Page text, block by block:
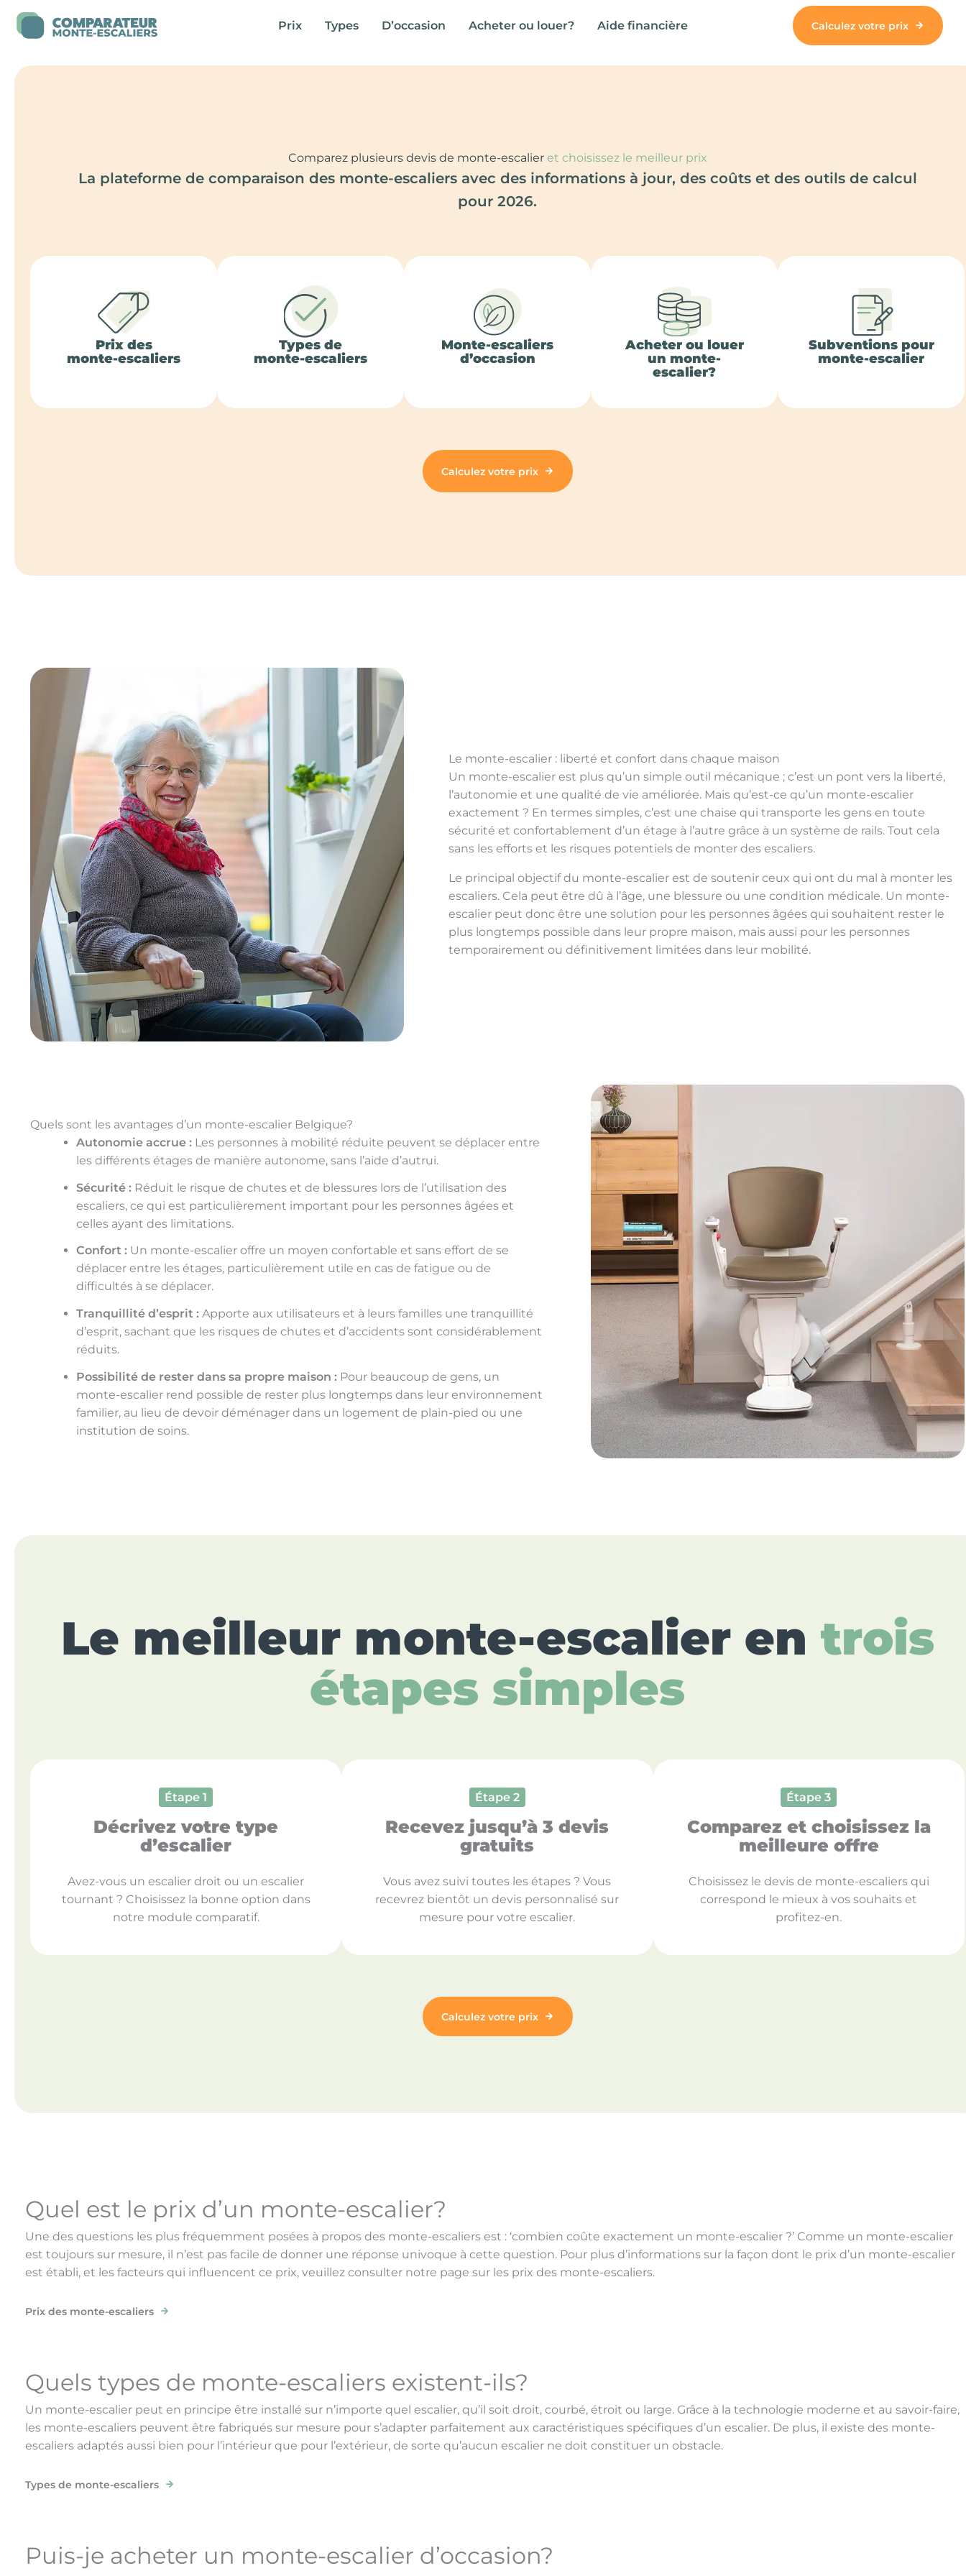
Prix Types D’occasion Acheter ou louer? Aide financière Calculez votre prix
Comparez plusieurs devis de monte-escalieret choisissez le meilleur prix
La plateforme de comparaison des monte-escaliers avec des informations à jour, des coûts et des outils de calcul
pour 2026.
Prix des
monte-escaliers
Types de
monte-escaliers
Monte-escaliers
d’occasion
Acheter ou louer
un monte-
escalier?
Subventions pour
monte-escalier
Calculez votre prix
Le monte-escalier : liberté et confort dans chaque maison
Un monte-escalier est plus qu’un simple outil mécanique ; c’est un pont vers la liberté,
l’autonomie et une qualité de vie améliorée. Mais qu’est-ce qu’un monte-escalier
exactement ? En termes simples, c’est une chaise qui transporte les gens en toute
sécurité et confortablement d’un étage à l’autre grâce à un système de rails. Tout cela
sans les efforts et les risques potentiels de monter des escaliers.
Le principal objectif du monte-escalier est de soutenir ceux qui ont du mal à monter les
escaliers. Cela peut être dû à l’âge, une blessure ou une condition médicale. Un monte-
escalier peut donc être une solution pour les personnes âgées qui souhaitent rester le
plus longtemps possible dans leur propre maison, mais aussi pour les personnes
temporairement ou définitivement limitées dans leur mobilité.
Quels sont les avantages d’un monte-escalier Belgique?
Autonomie accrue : Les personnes à mobilité réduite peuvent se déplacer entre
les différents étages de manière autonome, sans l’aide d’autrui.
Sécurité : Réduit le risque de chutes et de blessures lors de l’utilisation des
escaliers, ce qui est particulièrement important pour les personnes âgées et
celles ayant des limitations.
Confort : Un monte-escalier offre un moyen confortable et sans effort de se
déplacer entre les étages, particulièrement utile en cas de fatigue ou de
difficultés à se déplacer.
Tranquillité d’esprit : Apporte aux utilisateurs et à leurs familles une tranquillité
d’esprit, sachant que les risques de chutes et d’accidents sont considérablement
réduits.
Possibilité de rester dans sa propre maison : Pour beaucoup de gens, un
monte-escalier rend possible de rester plus longtemps dans leur environnement
familier, au lieu de devoir déménager dans un logement de plain-pied ou une
institution de soins.
Le meilleur monte-escalier en trois
étapes simples
Étape 1
Décrivez votre type
d’escalier
Avez-vous un escalier droit ou un escalier
tournant ? Choisissez la bonne option dans
notre module comparatif.
Étape 2
Recevez jusqu’à 3 devis
gratuits
Vous avez suivi toutes les étapes ? Vous
recevrez bientôt un devis personnalisé sur
mesure pour votre escalier.
Étape 3
Comparez et choisissez la
meilleure offre
Choisissez le devis de monte-escaliers qui
correspond le mieux à vos souhaits et
profitez-en.
Calculez votre prix
Quel est le prix d’un monte-escalier?
Une des questions les plus fréquemment posées à propos des monte-escaliers est : ‘combien coûte exactement un monte-escalier ?’ Comme un monte-escalier
est toujours sur mesure, il n’est pas facile de donner une réponse univoque à cette question. Pour plus d’informations sur la façon dont le prix d’un monte-escalier
est établi, et les facteurs qui influencent ce prix, veuillez consulter notre page sur les prix des monte-escaliers.
Prix des monte-escaliers
Quels types de monte-escaliers existent-ils?
Un monte-escalier peut en principe être installé sur n’importe quel escalier, qu’il soit droit, courbé, étroit ou large. Grâce à la technologie moderne et au savoir-faire,
les monte-escaliers peuvent être fabriqués sur mesure pour s’adapter parfaitement aux caractéristiques spécifiques d’un escalier. De plus, il existe des monte-
escaliers adaptés aussi bien pour l’intérieur que pour l’extérieur, de sorte qu’aucun escalier ne doit constituer un obstacle.
Types de monte-escaliers
Puis-je acheter un monte-escalier d’occasion?